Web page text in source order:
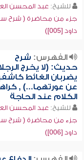
للشيخ: عبد المحسن
جزء من محاضرة ( شرح
داود [005])
الفهرس: شرح
حديث: (لا يخرج
يضربان الغائط
عن عورتهما...) ,
الكلام عند الحاجة
للشيخ: عبد المحسن
جزء من محاضرة ( شرح
داود [006])